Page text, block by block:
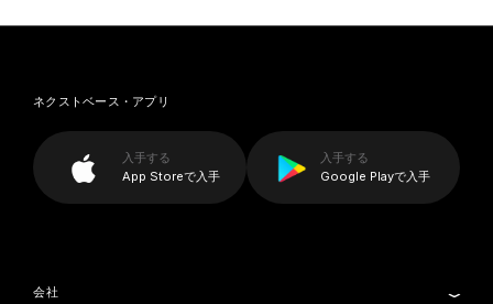
会社
ネクストベース・アプリ
入手する
App Storeで入手
入手する
Google Playで入手